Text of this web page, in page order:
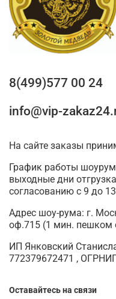
8(499)577 00 24
info@vip-
На сайте заказы
График работы
выходные дни
согласованию с 9 до
Адрес шоу-рума: г.
оф.715 (1 мин. пешком
ИП Янковский
772379672471 ,
Оставайтесь на связи